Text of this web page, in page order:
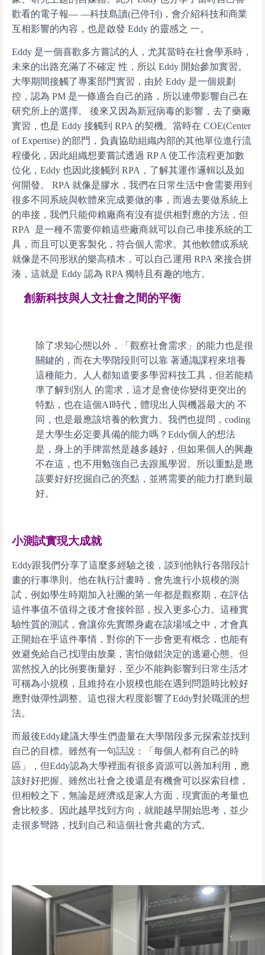
歡看的電子報— —科技島讀(已停刊)，會介紹科技和商業
互相影響的內容，也是啟發 Eddy 的靈感之 一。
Eddy 是一個喜歡多方嘗試的人，尤其當時在社會學系時，
未來的出路充滿了不確定 性，所以 Eddy 開始參加實習。
大學期間接觸了專案部門實習，由於 Eddy 是一個規劃
控，認為 PM 是一條適合自己的路，所以連帶影響自己在
研究所上的選擇。 後來又因為新冠病毒的影響，去了藥廠
實習，也是 Eddy 接觸到 RPA 的契機。當時在 COE(Center
of Expertise) 的部門，負責協助組織內部的其他單位進行流
程優化，因此組織想要嘗試透過 RP A 使工作流程更加數
位化，Eddy 也因此接觸到 RPA，了解其運作邏輯以及如
何開發。 RPA 就像是膠水，我們在日常生活中會需要用到
很多不同系統與軟體來完成要做的事，而過去要做系統上
的串接，我們只能仰賴廠商有沒有提供相對應的方法，但
RPA 是一種不需要仰賴這些廠商就可以自己串接系統的工
具，而且可以更客製化，符合個人需求。其他軟體或系統
就像是不同形狀的樂高積木，可以自己運用 RPA 來接合拼
湊，這就是 Eddy 認為 RPA 獨特且有趣的地方。
創新科技與人文社會之間的平衡
除了求知心態以外，「觀察社會需求」的能力也是很
關鍵的，而在大學階段則可以靠 著通識課程來培養
這種能力。人人都知道要多學習科技工具，但若能精
準了解到別人 的需求，這才是會使你變得更突出的
特點，也在這個AI時代，體現出人與機器最大的 不
同，也是最應該培養的軟實力。我們也提問，coding
是大學生必定要具備的能力嗎？Eddy個人的想法
是，身上的手牌當然是越多越好，但如果個人的興趣
不在這，也不用勉強自己去跟風學習。所以重點是應
該要好好挖掘自己的亮點，並將需要的能力打磨到最
好。
小測試實現大成就
Eddy跟我們分享了這麼多經驗之後，談到他執行各階段計
畫的行事準則。他在執行計畫時，會先進行小規模的測
試，例如學生時期加入社團的第一年都是觀察期，在評估
這件事值不值得之後才會接幹部，投入更多心力。這種實
驗性質的測試，會讓你先實際身處在該場域之中，才會真
正開始在乎這件事情，對你的下一步會更有概念，也能有
效避免給自己找理由放棄，害怕做錯決定的逃避心態。但
當然投入的比例要衡量好，至少不能夠影響到日常生活才
可稱為小規模，且維持在小規模也能在遇到問題時比較好
應對做彈性調整。這也很大程度影響了Eddy對於職涯的想
法。
而最後Eddy建議大學生們盡量在大學階段多元探索並找到
自己的目標。雖然有一句話說：「每個人都有自己的時
區」，但Eddy認為大學裡面有很多資源可以善加利用，應
該好好把握。雖然出社會之後還是有機會可以探索目標，
但相較之下，無論是經濟或是家人方面，現實面的考量也
會比較多。因此越早找到方向，就能越早開始思考，並少
走很多彎路，找到自己和這個社會共處的方式。